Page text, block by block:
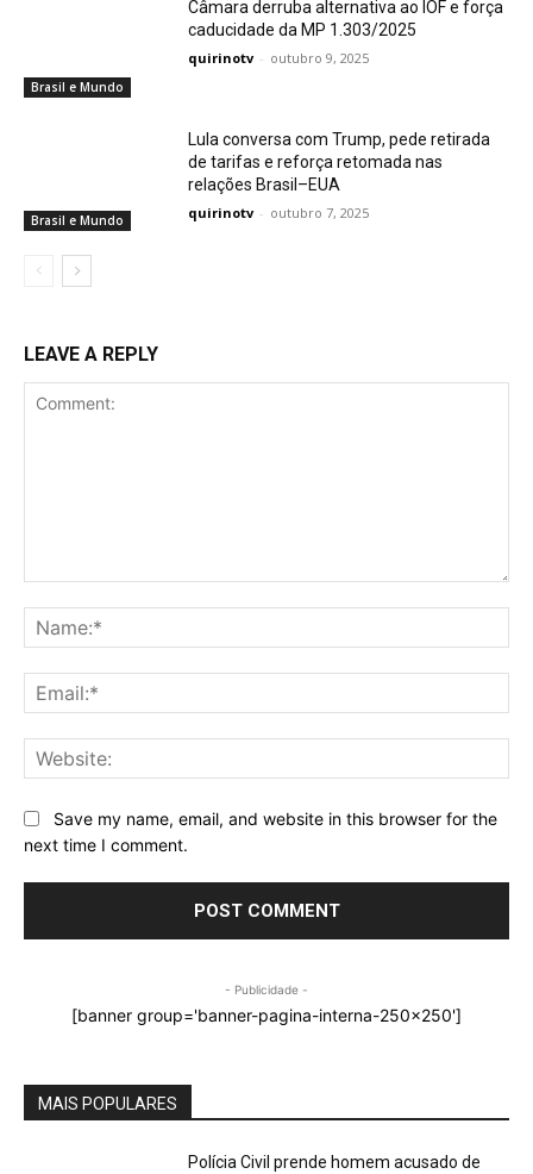
Brasil e Mundo
Câmara derruba alternativa ao IOF e força
caducidade da MP 1.303/2025
quirinotv - outubro 9, 2025
Brasil e Mundo
Lula conversa com Trump, pede retirada
de tarifas e reforça retomada nas
relações Brasil–EUA
quirinotv - outubro 7, 2025
LEAVE A REPLY
Save my name, email, and website in this browser for the
next time I comment.
- Publicidade -
[banner group='banner-pagina-interna-250x250']
MAIS POPULARES
Polícia Civil prende homem acusado de